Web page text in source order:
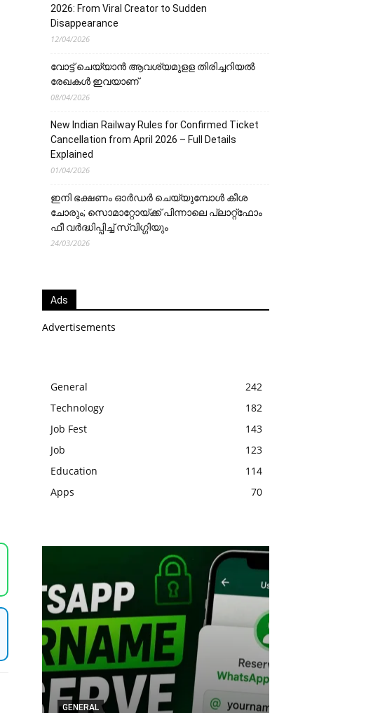
2026: From Viral Creator to Sudden
Disappearance
12/04/2026
വോട്ട് ചെയ്യാന്‍ ആവശ്യമുളള തിരിച്ചറിയല്‍
രേഖകള്‍ ഇവയാണ്
08/04/2026
New Indian Railway Rules for Confirmed Ticket
Cancellation from April 2026 – Full Details
Explained
01/04/2026
ഇനി ഭക്ഷണം ഓർഡർ ചെയ്യുമ്പോൾ കീശ
ചോരും; സൊമാറ്റോയ്ക്ക് പിന്നാലെ പ്ലാറ്റ്‌ഫോം
ഫീ വർദ്ധിപ്പിച്ച് സ്വിഗ്ഗിയും
24/03/2026
Ads
Advertisements
General
242
Technology
182
Job Fest
143
Job
123
Education
114
Apps
70
GENERAL